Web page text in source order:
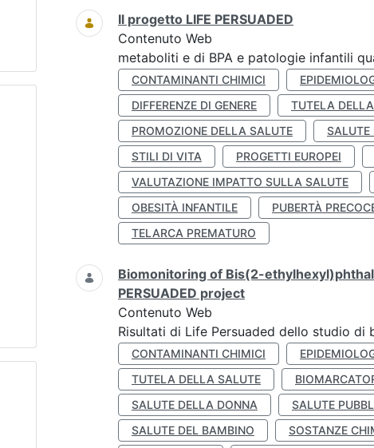
Ricerca
Il progetto LIFE PERSUADED
Contenuto Web
metaboliti e di BPA e patologie infantili
CONTAMINANTI CHIMICI
DIFFERENZE DI GENERE
TUTELA
PROMOZIONE DELLA SALUTE
SALUTE
STILI DI VITA
PROGETTI EUROPEI
VALUTAZIONE IMPATTO SULLA SALUTE
OBESITÀ INFANTILE
PUBERTÀ
TELARCA PREMATURO
Biomonitoring of Bis(2-
PERSUADED project
Contenuto Web
Risultati di Life Persuaded dello studio di
CONTAMINANTI CHIMICI
TUTELA DELLA SALUTE
SALUTE DELLA DONNA
SALUTE
SALUTE DEL BAMBINO
SOSTANZE